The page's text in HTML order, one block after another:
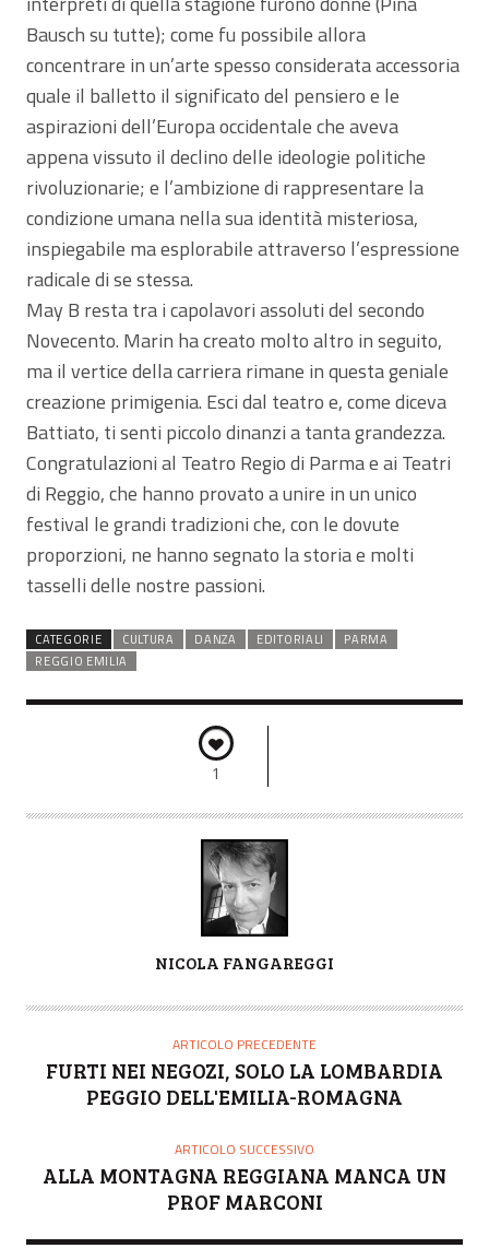
Bausch su tutte); come fu possibile allora
concentrare in un’arte spesso considerata accessoria
quale il balletto il significato del pensiero e le
aspirazioni dell’Europa occidentale che aveva
appena vissuto il declino delle ideologie politiche
rivoluzionarie; e l’ambizione di rappresentare la
condizione umana nella sua identità misteriosa,
inspiegabile ma esplorabile attraverso l’espressione
radicale di se stessa.
May B resta tra i capolavori assoluti del secondo
Novecento. Marin ha creato molto altro in seguito,
ma il vertice della carriera rimane in questa geniale
creazione primigenia. Esci dal teatro e, come diceva
Battiato, ti senti piccolo dinanzi a tanta grandezza.
Congratulazioni al Teatro Regio di Parma e ai Teatri
di Reggio, che hanno provato a unire in un unico
festival le grandi tradizioni che, con le dovute
proporzioni, ne hanno segnato la storia e molti
tasselli delle nostre passioni.
CATEGORIE CULTURA DANZA EDITORIALI
PARMA
REGGIO EMILIA
1
T
NICOLA FANGAREGGI
ARTICOLO PRECEDENTE
FURTI NEI NEGOZI, SOLO LA LOMBARDIA
PEGGIO DELL'EMILIA-ROMAGNA
ARTICOLO SUCCESSIVO
ALLA MONTAGNA REGGIANA MANCA UN
PROF MARCONI